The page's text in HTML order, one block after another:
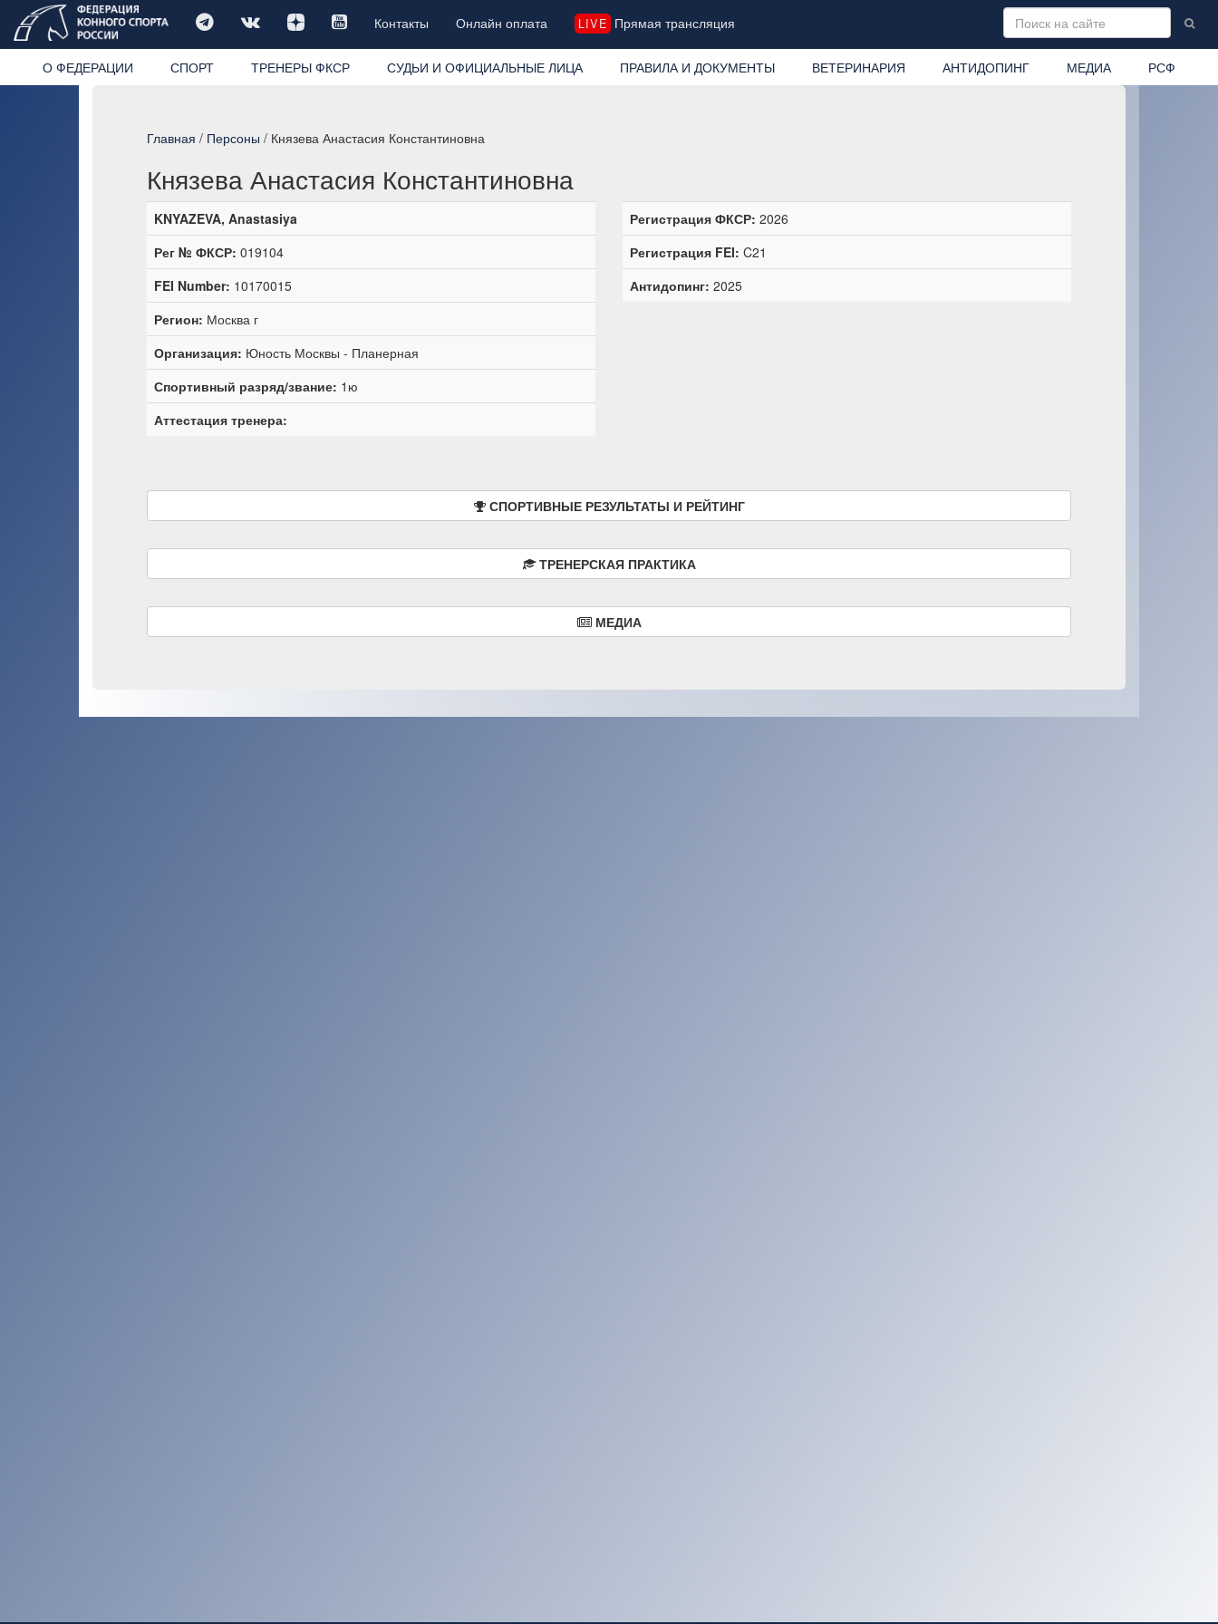
Контакты Онлайн оплата LIVE Прямая трансляция
О ФЕДЕРАЦИИ СПОРТ ТРЕНЕРЫ ФКСР СУДЬИ И ОФИЦИАЛЬНЫЕ ЛИЦА ПРАВИЛА И ДОКУМЕНТЫ ВЕТЕРИНАРИЯ АНТИДОПИНГ МЕДИА РСФ
Главная / Персоны / Князева Анастасия Константиновна
Князева Анастасия Константиновна
KNYAZEVA, Anastasiya
Рег № ФКСР: 019104
FEI Number: 10170015
Регион: Москва г
Организация: Юность Москвы - Планерная
Спортивный разряд/звание: 1ю
Аттестация тренера:
Регистрация ФКСР: 2026
Регистрация FEI: C21
Антидопинг: 2025
СПОРТИВНЫЕ РЕЗУЛЬТАТЫ И РЕЙТИНГ
ТРЕНЕРСКАЯ ПРАКТИКА
МЕДИА